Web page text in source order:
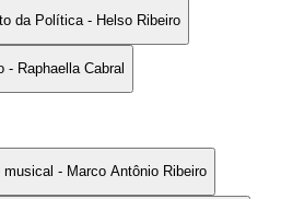
da Política - Helso Ribeiro
- Raphaella Cabral
musical - Marco Antônio Ribeiro